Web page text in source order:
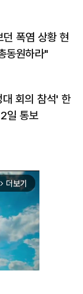
폭염 상황 현
동원하라"
회의 참석' 한
일 통보
arrow_forward_ios 더보기